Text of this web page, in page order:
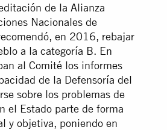
de la Alianza
Nacionales de
en 2016, rebajar
a la categoría B. En
al Comité los informes
de la Defensoría del
sobre los problemas de
el Estado parte de forma
y objetiva, poniendo en